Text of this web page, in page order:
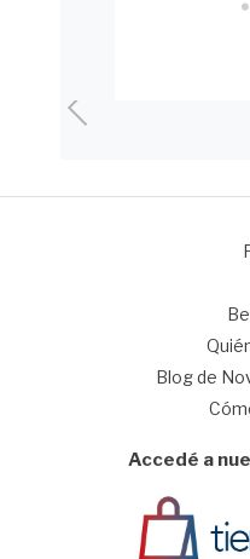
Blog de
Accedé a